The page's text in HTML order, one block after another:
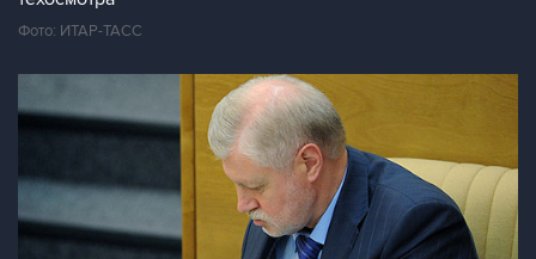
Фото: ИТАР-ТАСС